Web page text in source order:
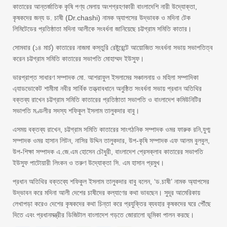
কাতারের আন্তর্জাতিক কৃষি পণ্য মেলায় অংশগ্রহণকারী বাংলাদেশি নারী উদ্যোক্তা,
কৃষকদের জন্য ড. চাষী (Dr.chashi) নামক অ্যাপসের উদ্ভাবক ও মদিনা টেক
লিমিটেডের প্রতিষ্ঠাতা মদিনা আলীকে সংবর্ধনা জানিয়েছে চট্টগ্রাম সমিতি কাতার।
সোমবার (১৪ মার্চ) কাতারের নাজমা কস্তুরি রেষ্টুরেন্টে আয়োজিত সংবর্ধনা সভায় সভাপতিত্ব
করেন চট্টগ্রাম সমিতি কাতারের সভাপতি মোহাম্মদ ইউসুফ।
ভারপ্রাপ্ত সাধারণ সম্পাদক মো. আশরাফুল ইসলামের সঞ্চালনায় ও মহিলা সম্পাদিকা
এ্যাডভোকেট শামীমা নবীর সার্বিক তত্ত্বাবধানে অনুষ্ঠিত সংবর্ধনা সভায় প্রধান অতিথির
বক্তব্য রাখেন চট্টগ্রাম সমিতি কাতারের প্রতিষ্ঠাতা সভাপতি ও বাংলাদেশ কমিউনিটির
সভাপতি মণ্ডলীর সদস্য শফিকুল ইসলাম তালুকদার বাবু।
এসময় বক্তব্য রাখেন, চট্টগ্রাম সমিতি কাতারের সাংগঠনিক সম্পাদক ওমর ফারুক রনি,যুগ্ম
সম্পাদক ওমর হাসান লিটন, নাসির উদ্দিন তালুকদার, উপ-কৃষি সম্পাদক এফ আলম বুলবুল,
উপ-শিক্ষা সম্পাদক এ.জে.এম হোসেন চৌধুরী, বাংলাদেশ প্রেসক্লাব কাতারের সভাপতি
ইউসুফ পাটোয়ারী লিংকন ও তরুণ উদ্যোক্তা সি. এম হাসান প্রমুখ।
প্রধান অতিথির বক্তব্যে শফিকুল ইসলাম তালুকদার বাবু বলেন, ‘ড.চাষী’ নামক অ্যাপসের
উদ্ভাবন করে মদিনা আলী দেশের চাষীদের কল্যাণের কথা ভাবছেন। সুদূর আমেরিকায়
লেখাপড়া করেও দেশের কৃষকদের কথা চিন্তা করে প্রযুক্তির ব্যবহার কৃষকদের ঘরে পৌঁছে
দিতে এবং প্রধানমন্ত্রীর ডিজিটাল বাংলাদেশ গড়তে জোরালো ভূমিকা পালন করছে।